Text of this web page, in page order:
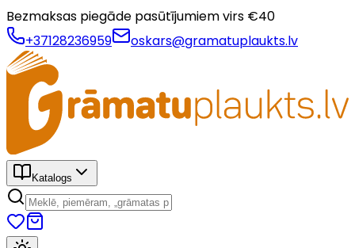
Bezmaksas piegāde pasūtījumiem virs €40
+37128236959
oskars@gramatuplaukts.lv
Katalogs